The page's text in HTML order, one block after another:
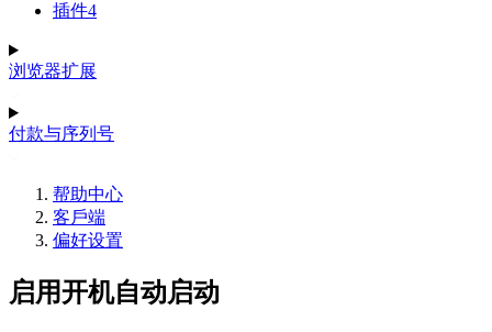
插件4
浏览器扩展
付款与序列号
帮助中心
客戶端
偏好设置
启用开机自动启动